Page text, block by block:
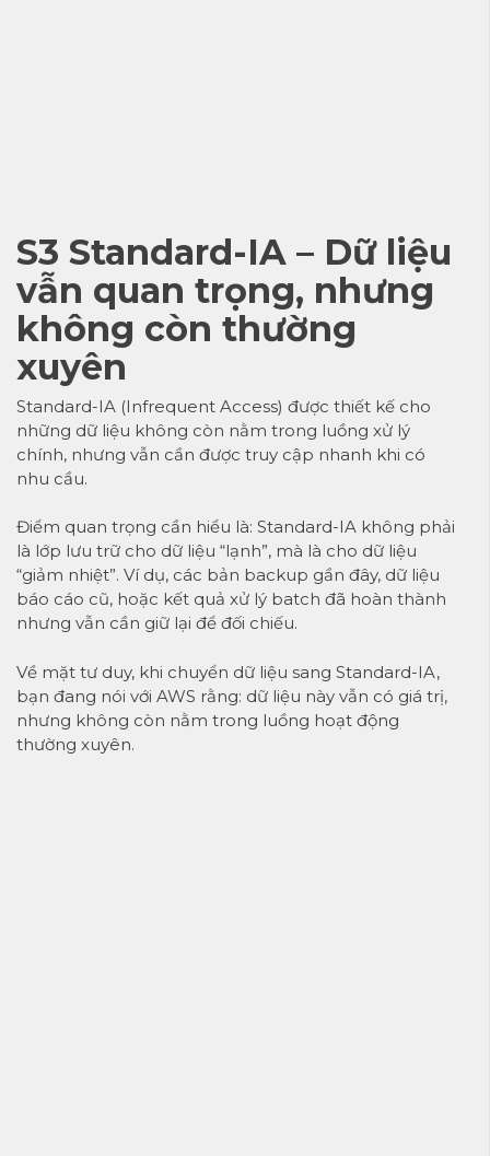
S3 Standard-IA – Dữ liệu
vẫn quan trọng, nhưng
không còn thường
xuyên
Standard-IA (Infrequent Access) được thiết kế cho
những dữ liệu không còn nằm trong luồng xử lý
chính, nhưng vẫn cần được truy cập nhanh khi có
nhu cầu.
Điểm quan trọng cần hiểu là: Standard-IA không phải
là lớp lưu trữ cho dữ liệu “lạnh”, mà là cho dữ liệu
“giảm nhiệt”. Ví dụ, các bản backup gần đây, dữ liệu
báo cáo cũ, hoặc kết quả xử lý batch đã hoàn thành
nhưng vẫn cần giữ lại để đối chiếu.
Về mặt tư duy, khi chuyển dữ liệu sang Standard-IA,
bạn đang nói với AWS rằng: dữ liệu này vẫn có giá trị,
nhưng không còn nằm trong luồng hoạt động
thường xuyên.